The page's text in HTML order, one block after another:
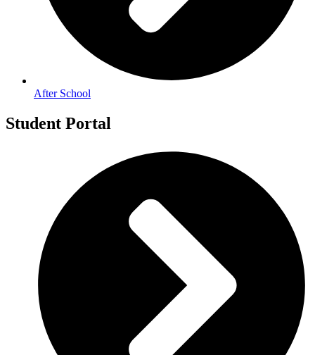
After School
Student Portal